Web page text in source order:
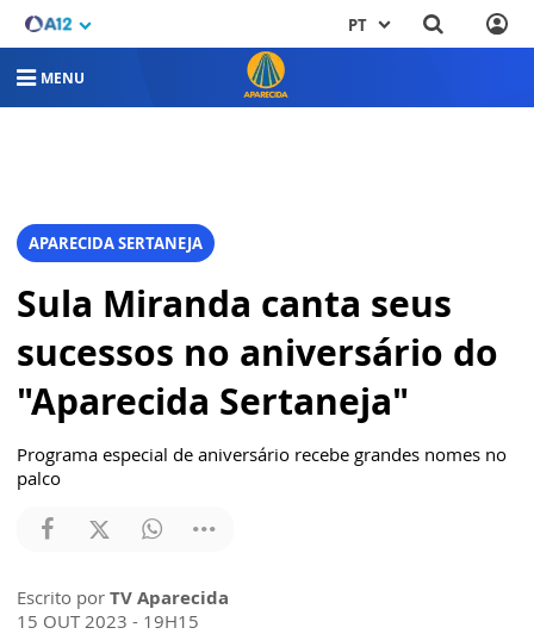
PT
MENU
APARECIDA SERTANEJA
Sula Miranda canta seus
sucessos no aniversário do
"Aparecida Sertaneja"
Programa especial de aniversário recebe grandes nomes no
palco
Escrito por TV Aparecida
15 OUT 2023 - 19H15